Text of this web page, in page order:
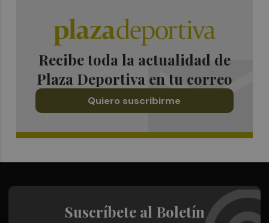
Recibe toda la actualidad de
Plaza Deportiva en tu correo
Quiero suscribirme
Suscríbete al Boletín